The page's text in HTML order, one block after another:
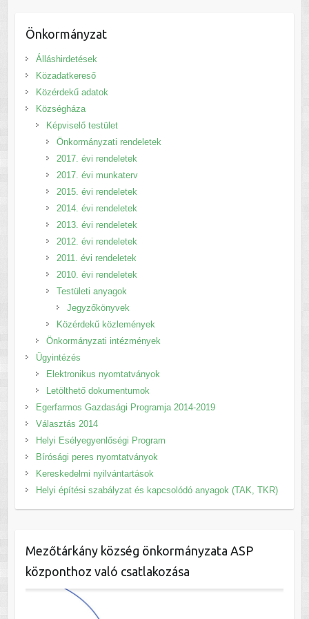
Önkormányzat
Álláshirdetések
Közadatkereső
Közérdekű adatok
Községháza
Képviselő testület
Önkormányzati rendeletek
2017. évi rendeletek
2017. évi munkaterv
2015. évi rendeletek
2014. évi rendeletek
2013. évi rendeletek
2012. évi rendeletek
2011. évi rendeletek
2010. évi rendeletek
Testületi anyagok
Jegyzőkönyvek
Közérdekű közlemények
Önkormányzati intézmények
Ügyintézés
Elektronikus nyomtatványok
Letölthető dokumentumok
Egerfarmos Gazdasági Programja 2014-2019
Választás 2014
Helyi Esélyegyenlőségi Program
Bírósági peres nyomtatványok
Kereskedelmi nyilvántartások
Helyi építési szabályzat és kapcsolódó anyagok (TAK, TKR)
Mezőtárkány község önkormányzata ASP
központhoz való csatlakozása